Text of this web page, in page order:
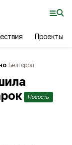
Проекты
Белгород
Новость